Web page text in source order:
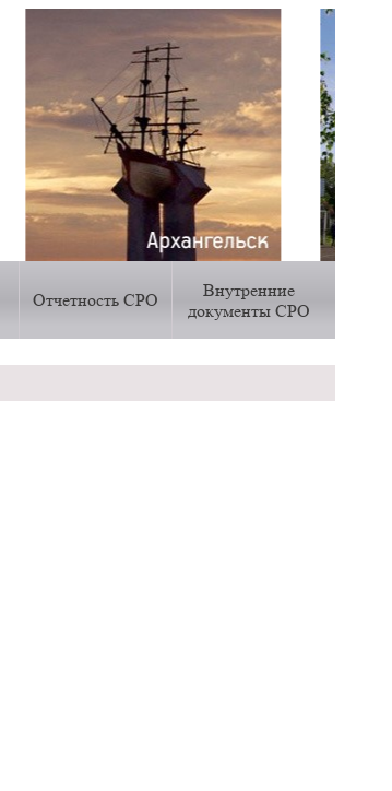
Отчетность СРО
Внутренние
документы СРО